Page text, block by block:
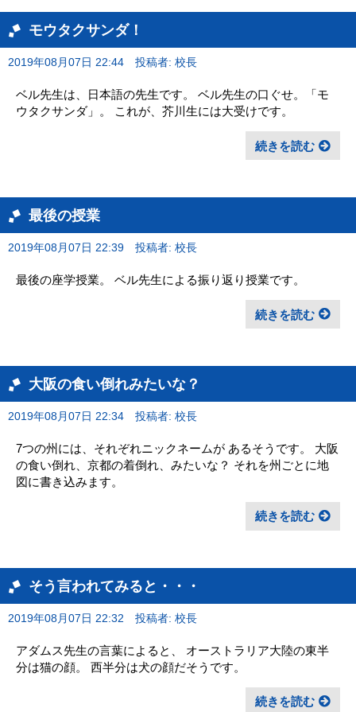
モウタクサンダ！
2019年08月07日 22:44 投稿者: 校長
ベル先生は、日本語の先生です。 ベル先生の口ぐせ。「モ
ウタクサンダ」。 これが、芥川生には大受けです。
続きを読む
最後の授業
2019年08月07日 22:39 投稿者: 校長
最後の座学授業。 ベル先生による振り返り授業です。
続きを読む
大阪の食い倒れみたいな？
2019年08月07日 22:34 投稿者: 校長
7つの州には、それぞれニックネームが あるそうです。 大阪
の食い倒れ、京都の着倒れ、みたいな？ それを州ごとに地
図に書き込みます。
続きを読む
そう言われてみると・・・
2019年08月07日 22:32 投稿者: 校長
アダムス先生の言葉によると、 オーストラリア大陸の東半
分は猫の顔。 西半分は犬の顔だそうです。
続きを読む